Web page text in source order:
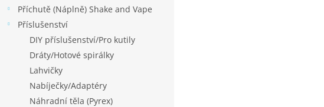
Příchutě (Náplně) Shake and Vape
Příslušenství
DIY příslušenství/Pro kutily
Dráty/Hotové spirálky
Lahvičky
Nabíječky/Adaptéry
Náhradní těla (Pyrex)